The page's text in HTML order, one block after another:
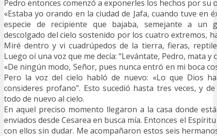
Pedro entonces comenzó a exponerles los hechos por su
«Estaba yo orando en la ciudad de Jafa, cuando tuve en
especie de recipiente que bajaba, semejante a un
descolgado del cielo sostenido por los cuatro extremos,
Miré dentro y vi cuadrúpedos de la tierra, fieras,
Luego oí una voz que me decía: “Levántate, Pedro, mata y
«De ningún modo, Señor, pues nunca entró en mi boca
Pero la voz del cielo habló de nuevo: «Lo que Dios
consideres profano”. Esto sucedió hasta tres veces, y
todo de nuevo al cielo.
En aquel preciso momento llegaron a la casa donde
enviados desde Cesarea en busca mía. Entonces el
con ellos sin dudar. Me acompañaron estos seis